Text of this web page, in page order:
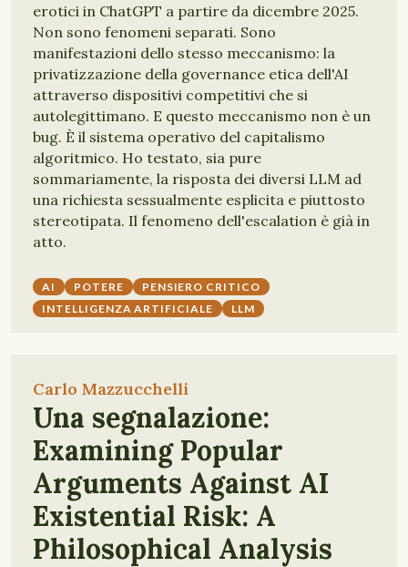
erotici in ChatGPT a partire da dicembre 2025.
Non sono fenomeni separati. Sono
manifestazioni dello stesso meccanismo: la
privatizzazione della governance etica dell'AI
attraverso dispositivi competitivi che si
autolegittimano. E questo meccanismo non è un
bug. È il sistema operativo del capitalismo
algoritmico. Ho testato, sia pure
sommariamente, la risposta dei diversi LLM ad
una richiesta sessualmente esplicita e piuttosto
stereotipata. Il fenomeno dell'escalation è già in
atto.
AI POTERE
PENSIERO CRITICO
INTELLIGENZA ARTIFICIALE
LLM
Carlo Mazzucchelli
Una segnalazione:
Examining Popular
Arguments Against AI
Existential Risk: A
Philosophical Analysis